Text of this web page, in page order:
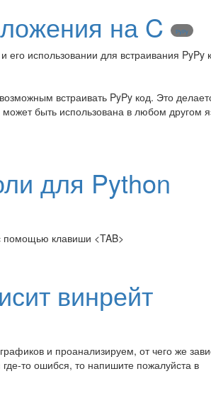
на C PyPy
его использовании для встраивания PyPy
встраивать PyPy код. Это
быть использована в любом другом
для Python
помощью клавиши <TAB>
винрейт
и проанализируем, от чего же
то ошибся, то напишите пожалуйста в